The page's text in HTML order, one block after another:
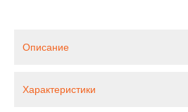
Описание
Характеристики